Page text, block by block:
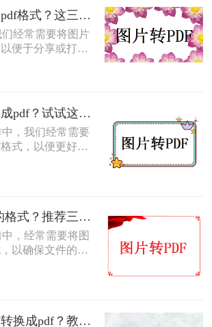
图片转PDF方
图片如何转化为pdf格式？这三个实用指南收好！
经常需要将图片
便于分享或打
化为pdf格式呢？
片转化为PDF格
根据自己的需求
。
怎么把照片转换成pdf？试试这三个转换方法！
，我们经常需要
式，以便更好地
印。那么怎么把
文将介绍三种将
图片怎么转pdf的格式？推荐三种实用的方法！
，经常需要将图
以确保文件的格
同时方便分享和
转PDF的格式
电脑怎么把图片转换成pdf？教你4种简单的方法！